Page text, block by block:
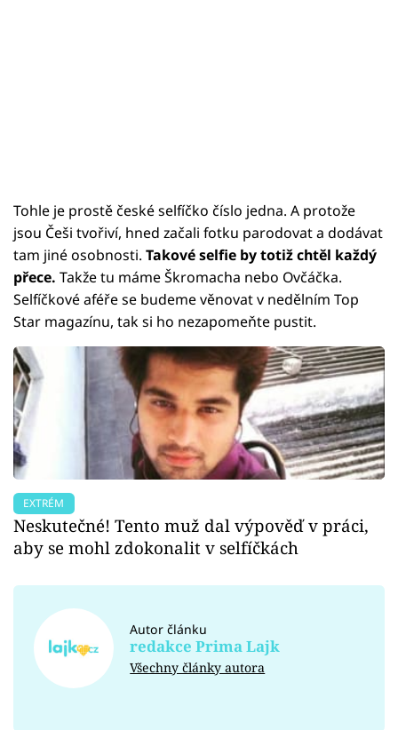
Tohle je prostě české selfíčko číslo jedna. A protože
jsou Češi tvořiví, hned začali fotku parodovat a dodávat
tam jiné osobnosti. Takové selfie by totiž chtěl každý
přece. Takže tu máme Škromacha nebo Ovčáčka.
Selfíčkové aféře se budeme věnovat v nedělním Top
Star magazínu, tak si ho nezapomeňte pustit.
EXTRÉM
Neskutečné! Tento muž dal výpověď v práci,
aby se mohl zdokonalit v selfíčkách
Autor článku
redakce Prima Lajk
Všechny články autora